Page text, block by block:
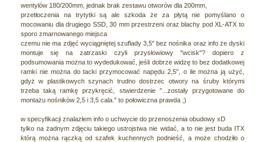
wentylów 180/200mm, jednak brak zestawu otworów dla 200mm,
przetłoczenia na trytytki są ale szkoda że za płytą nie pomyślano o
mocowaniu dla drugiego SSD, 30 mm przestrzeni oraz blachy pod XL-ATX to
sporo zmarnowanego miejsca
czemu nie ma zdjęć wyciągniętej szuflady 3,5" bez nośnika oraz info że dyski
montuje się na zatrzaski czyli przysłowiowy "wcisk"? dopiero z
podsumowania można to wydedukować, jeśli dobrze widzę to bez dodatkowej
ramki nie można do tacki przymocować napędu 2,5", o ile można ją użyć,
gdyż w plastikowych szynach trudno dostrzec otwory na śruby którymi
trzeba taką ramkę przykręcić, stwierdzenie "...zostały przygotowane do
montażu nośników 2,5 i 3,5 cala." to połowiczna prawda ;)
w specyfikacji znalazłem info o uchwycie do przenoszenia obudowy xD
tylko na żadnym zdjęciu takiego ustrojstwa nie widać, a to nie jest buda ITX
którą można rączką od szafek kuchennych podnieść, a może chodziło o